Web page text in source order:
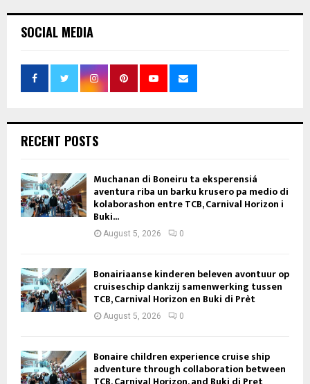
SOCIAL MEDIA
RECENT POSTS
Muchanan di Boneiru ta eksperensiá
aventura riba un barku krusero pa medio di
kolaborashon entre TCB, Carnival Horizon i
Buki...
August 5, 2026 0
Bonairiaanse kinderen beleven avontuur op
cruiseschip dankzij samenwerking tussen
TCB, Carnival Horizon en Buki di Prèt
August 5, 2026 0
Bonaire children experience cruise ship
adventure through collaboration between